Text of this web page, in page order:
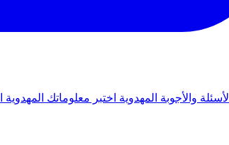
الأسئلة والأجوبة المهدوية اختبر معلوماتك المهدوية